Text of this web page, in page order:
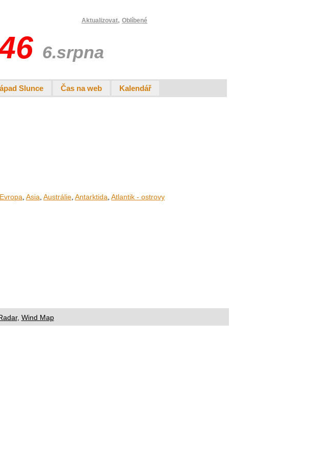
Aktualizovat, Oblíbené
6.srpna
Slunce Čas na web Kalendář
Evropa, Asia, Austrálie, Antarktida, Atlantik - ostrovy
, Wind Map